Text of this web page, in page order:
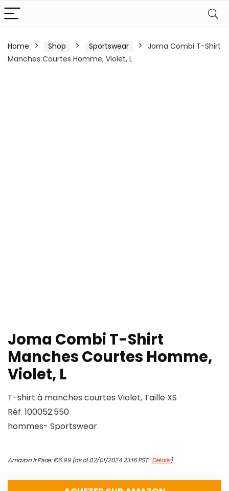
Home Shop Sportswear
Joma Combi T-Shirt
Manches Courtes Homme, Violet, L
Joma Combi T-Shirt
Manches Courtes Homme,
Violet, L
T-shirt à manches courtes Violet, Taille XS
Réf. 100052.550
hommes- Sportswear
Amazon.fr Price:€6.99(as of 02/01/2024 23:16 PST-Details)